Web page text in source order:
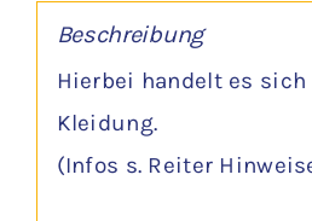
Beschreibung
Hierbei handelt es
Kleidung.
(Infos s. Reiter